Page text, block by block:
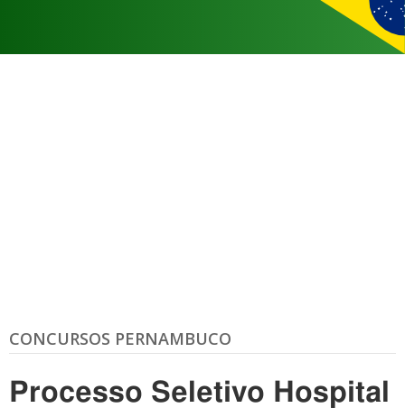
CONCURSOS PERNAMBUCO
Processo Seletivo Hospital